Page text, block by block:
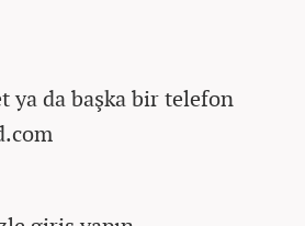
ya da başka bir telefon